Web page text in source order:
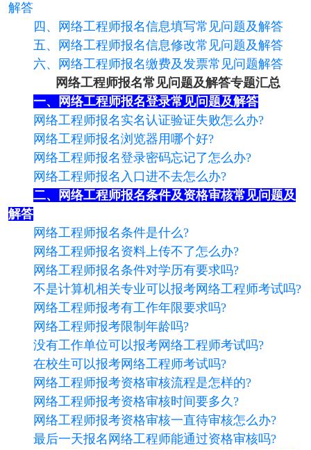
解答
四、网络工程师报名信息填写常见问题及解答
五、网络工程师报名信息修改常见问题及解答
六、网络工程师报名缴费及发票常见问题解答
网络工程师报名常见问题及解答专题汇总
一、网络工程师报名登录常见问题及解答
网络工程师报名实名认证验证失败怎么办?
网络工程师报名浏览器用哪个好?
网络工程师报名登录密码忘记了怎么办?
网络工程师报名入口进不去怎么办?
二、网络工程师报名条件及资格审核常见问题及
解答
网络工程师报名条件是什么?
网络工程师报名资料上传不了怎么办?
网络工程师报名条件对学历有要求吗?
不是计算机相关专业可以报考网络工程师考试吗?
网络工程师报考有工作年限要求吗?
网络工程师报考限制年龄吗?
没有工作单位可以报考网络工程师考试吗?
在校生可以报考网络工程师考试吗?
网络工程师报考资格审核流程是怎样的?
网络工程师报考资格审核时间要多久?
网络工程师报考资格审核一直待审核怎么办?
最后一天报名网络工程师能通过资格审核吗?